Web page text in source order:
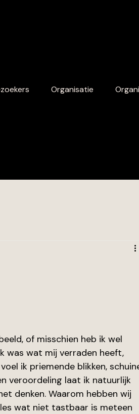
Organisatie
of misschien heb ik wel
was wat mij verraden heeft,
ik priemende blikken,
veroordeling laat ik natuurlijk
denken. Waarom hebben wij
wat niet tastbaar is meteen